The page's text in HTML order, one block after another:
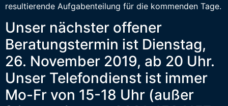
resultierende Aufgabenteilung für die kommenden Tage.
Unser nächster offener
Beratungstermin ist Dienstag,
26. November 2019, ab 20 Uhr.
Unser Telefondienst ist immer
Mo-Fr von 15-18 Uhr (außer